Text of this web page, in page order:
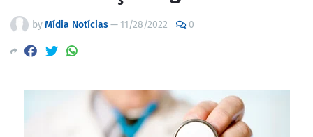
byMídia Notícias— 11/28/2022 0